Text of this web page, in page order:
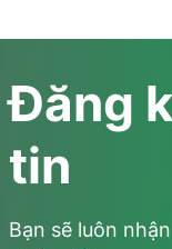
Đăng
tin
Bạn sẽ luôn